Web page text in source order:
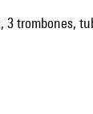
trombones,